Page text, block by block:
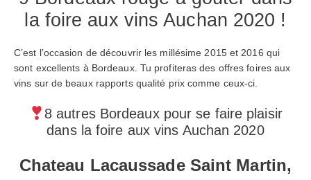
la foire aux vins Auchan 2020 !
C’est l’occasion de découvrir les millésime 2015 et 2016 qui
sont excellents à Bordeaux. Tu profiteras des offres foires aux
vins sur de beaux rapports qualité prix comme ceux-ci.
8 autres Bordeaux pour se faire plaisir
dans la foire aux vins Auchan 2020
Chateau Lacaussade Saint Martin,